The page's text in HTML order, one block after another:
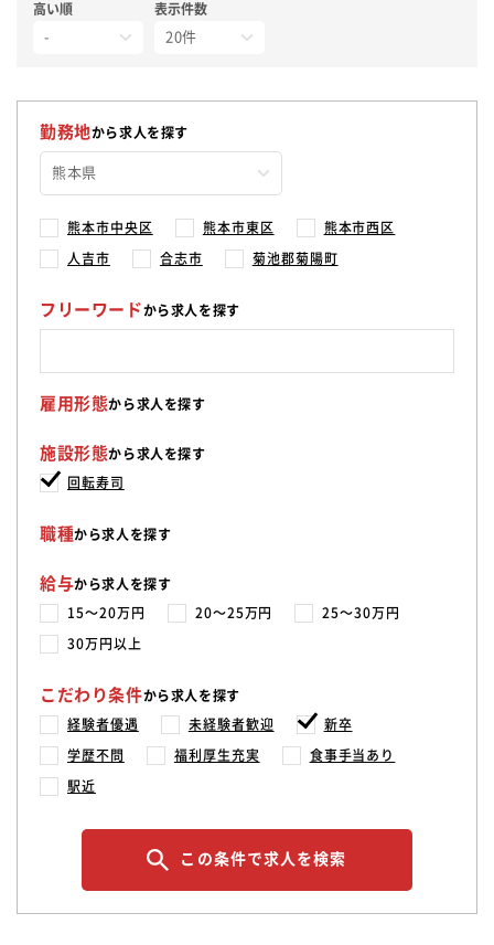
高い順 表示件数
勤務地から求人を探す
熊本市中央区 熊本市東区 熊本市西区
人吉市 合志市 菊池郡菊陽町
フリーワードから求人を探す
雇用形態から求人を探す
施設形態から求人を探す
回転寿司
職種から求人を探す
給与から求人を探す
15〜20万円 20〜25万円 25〜30万円
30万円以上
こだわり条件から求人を探す
経験者優遇 未経験者歓迎 新卒
学歴不問 福利厚生充実 食事手当あり
駅近
この条件で求人を検索